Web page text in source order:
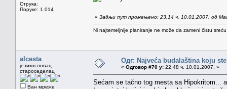
Струка:
Поруке: 1.014
« Задњи пут промењено: 23.14 ч. 10.01.2007. од
Ni najtemeljnije planiranje ne može da zameni čistu
alcesta
језикословац
староседелац
Ван мреже
Одг: Najveća budalaština koju
« Одговор #70 у: 22.48 ч. 10.01.2007. »
Sećam se tačno tog mesta sa Hipokritom...